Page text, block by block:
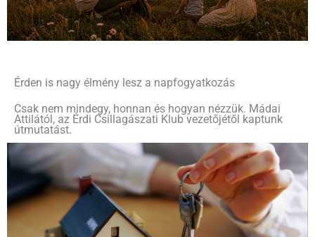
Érden is nagy élmény lesz a napfogyatkozás
Csak nem mindegy, honnan és hogyan nézzük. Mádai
Attilától, az Érdi Csillagászati Klub vezetőjétől kaptunk
útmutatást.